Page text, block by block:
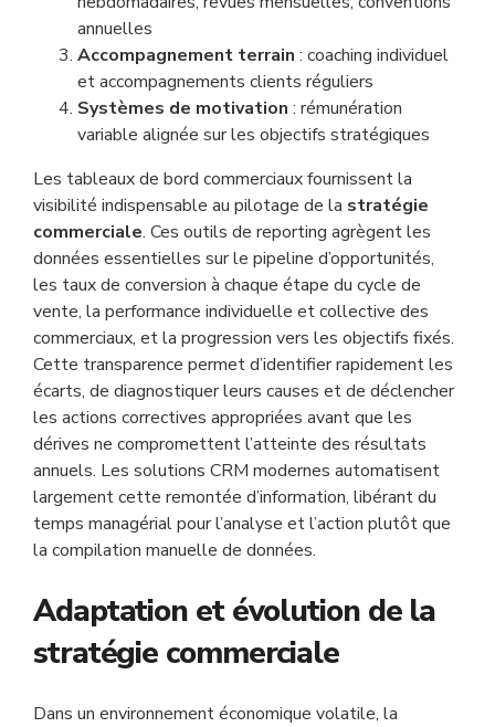
annuelles
Accompagnement terrain : coaching individuel
et accompagnements clients réguliers
Systèmes de motivation : rémunération
variable alignée sur les objectifs stratégiques
Les tableaux de bord commerciaux fournissent la
visibilité indispensable au pilotage de la stratégie
commerciale. Ces outils de reporting agrègent les
données essentielles sur le pipeline d’opportunités,
les taux de conversion à chaque étape du cycle de
vente, la performance individuelle et collective des
commerciaux, et la progression vers les objectifs fixés.
Cette transparence permet d’identifier rapidement les
écarts, de diagnostiquer leurs causes et de déclencher
les actions correctives appropriées avant que les
dérives ne compromettent l’atteinte des résultats
annuels. Les solutions CRM modernes automatisent
largement cette remontée d’information, libérant du
temps managérial pour l’analyse et l’action plutôt que
la compilation manuelle de données.
Adaptation et évolution de la
stratégie commerciale
Dans un environnement économique volatile, la